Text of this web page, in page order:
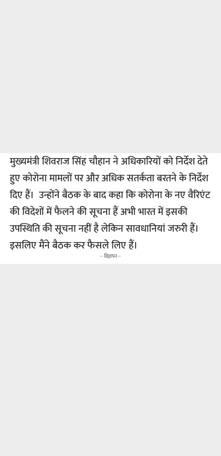
मुख्यमंत्री शिवराज सिंह चौहान ने अधिकारियों को निर्देश देते
हुए कोरोना मामलों पर और अधिक सतर्कता बरतने के निर्देश
दिए हैं। उन्होंने बैठक के बाद कहा कि कोरोना के नए वैरिएंट
की विदेशों में फैलने की सूचना हैं अभी भारत में इसकी
उपस्थिति की सूचना नहीं है लेकिन सावधानियां जरुरी हैं।
इसलिए मैंने बैठक कर फैसले लिए हैं।
-- विज्ञापन --